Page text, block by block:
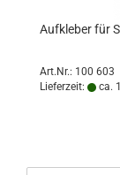
Aufkleber für
Art.Nr.: 100 603
Lieferzeit:
ca.